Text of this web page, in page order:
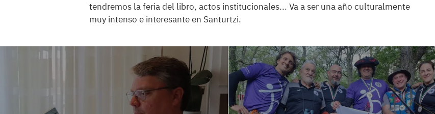
tendremos la feria del libro, actos institucionales... Va a ser una año culturalmente
muy intenso e interesante en Santurtzi.